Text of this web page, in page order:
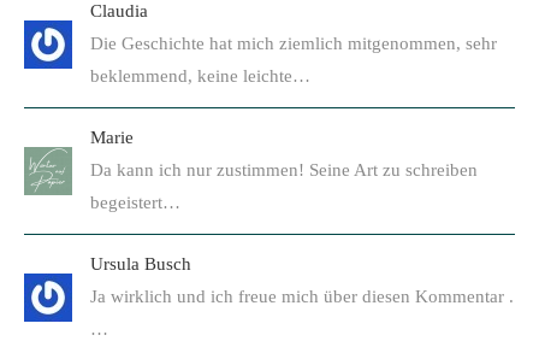
Claudia
Die Geschichte hat mich ziemlich mitgenommen, sehr
beklemmend, keine leichte…
Marie
Da kann ich nur zustimmen! Seine Art zu schreiben
begeistert…
Ursula Busch
Ja wirklich und ich freue mich über diesen Kommentar .
…